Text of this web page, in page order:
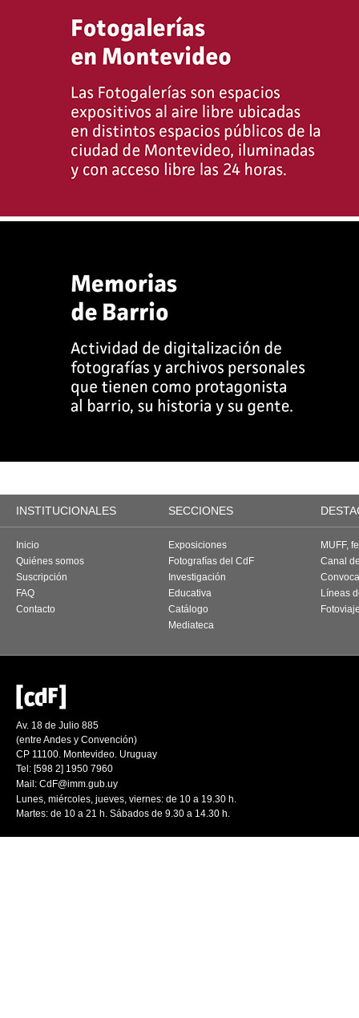
INSTITUCIONALES SECCIONES
Inicio
Quiénes somos
Suscripción
FAQ
Contacto
Exposiciones
Fotografías del CdF
Investigación
Educativa
Catálogo
Mediateca
MUFF,
Canal
Líneas
Av. 18 de Julio 885
(entre Andes y Convención)
CP 11100. Montevideo. Uruguay
Tel: [598 2] 1950 7960
Mail: CdF@imm.gub.uy
Lunes, miércoles, jueves, viernes: de 10 a 19.30 h.
Martes: de 10 a 21 h. Sábados de 9.30 a 14.30 h.